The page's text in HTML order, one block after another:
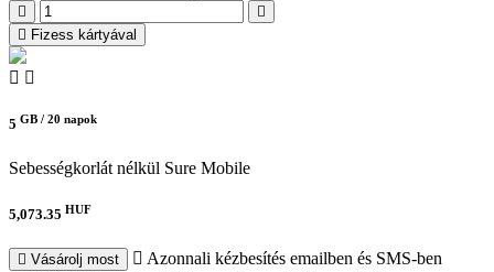
Fizess kártyával
5 GB / 20 napok
Sebességkorlát nélkül Sure Mobile
5,073.35 HUF
Vásárolj most
Azonnali kézbesítés emailben és SMS-ben